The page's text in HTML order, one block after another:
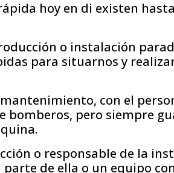
hoy en di existen
o instalación
para situarnos y
con el
bomberos, pero siempre
o responsable de la
de ella o un equipo